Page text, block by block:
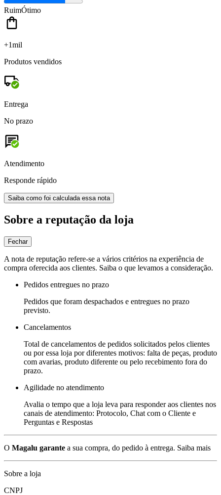
RuimÓtimo
+1mil
Produtos vendidos
Entrega
No prazo
Atendimento
Responde rápido
Saiba como foi calculada essa nota
Sobre a reputação da loja
Fechar
A nota de reputação refere-se a vários critérios na experiência de
compra oferecida aos clientes. Saiba o que levamos a consideração.
Pedidos entregues no prazo
Pedidos que foram despachados e entregues no prazo
previsto.
Cancelamentos
Total de cancelamentos de pedidos solicitados pelos clientes
ou por essa loja por diferentes motivos: falta de peças, produto
com avarias, produto diferente ou pelo recebimento fora do
prazo.
Agilidade no atendimento
Avalia o tempo que a loja leva para responder aos clientes nos
canais de atendimento: Protocolo, Chat com o Cliente e
Perguntas e Respostas
O Magalu garante a sua compra, do pedido à entrega. Saiba mais
Sobre a loja
CNPJ